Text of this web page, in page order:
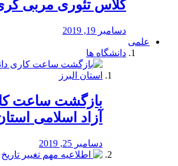
کلاس تئوری مربی گری
دسامبر 19, 2019
علمی
دانشگاه ها
بازگشت ساعت
آزاد اسلامی
دسامبر 25, 2019